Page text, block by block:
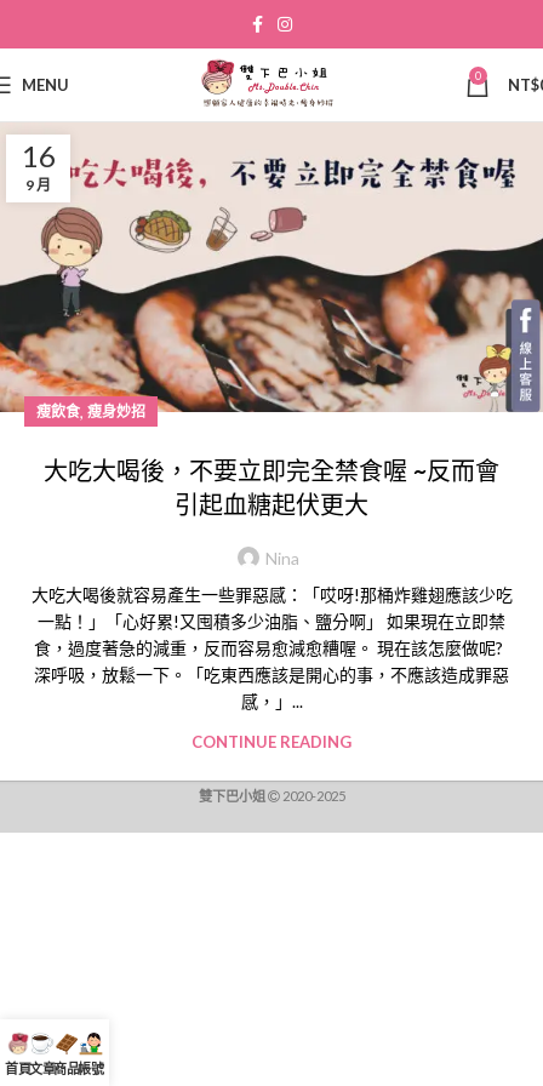
MENU 0 NT$
16
9 月
瘦飲食, 瘦身妙招
大吃大喝後，不要立即完全禁食喔 ~反而會
引起血糖起伏更大
Nina
大吃大喝後就容易產生一些罪惡感：「哎呀!那桶炸雞翅應該少吃
一點！」「心好累!又囤積多少油脂、鹽分啊」 如果現在立即禁
食，過度著急的減重，反而容易愈減愈糟喔。 現在該怎麼做呢?
深呼吸，放鬆一下。「吃東西應該是開心的事，不應該造成罪惡
感，」...
CONTINUE READING
雙下巴小姐 2020-2025
首頁文章商品帳號